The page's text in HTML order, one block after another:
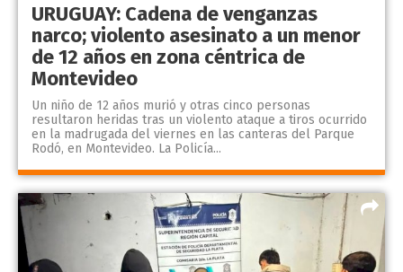
URUGUAY: Cadena de venganzas
narco; violento asesinato a un menor
de 12 años en zona céntrica de
Montevideo
Un niño de 12 años murió y otras cinco personas
resultaron heridas tras un violento ataque a tiros ocurrido
en la madrugada del viernes en las canteras del Parque
Rodó, en Montevideo. La Policía...